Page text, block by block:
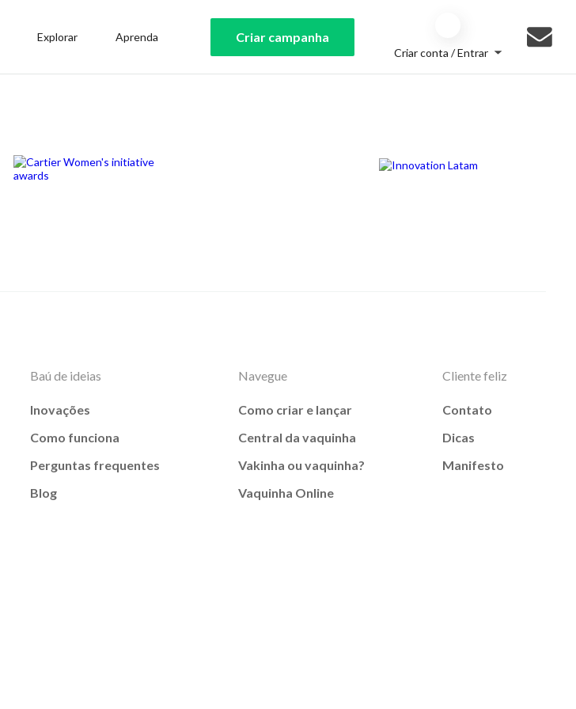
Explorar Aprenda Criar campanha
Criar conta / Entrar
Baú de ideias
Inovações
Como funciona
Perguntas frequentes
Blog
Navegue
Como criar e lançar
Central da vaquinha
Vakinha ou vaquinha?
Vaquinha Online
Cliente feliz
Contato
Dicas
Manifesto